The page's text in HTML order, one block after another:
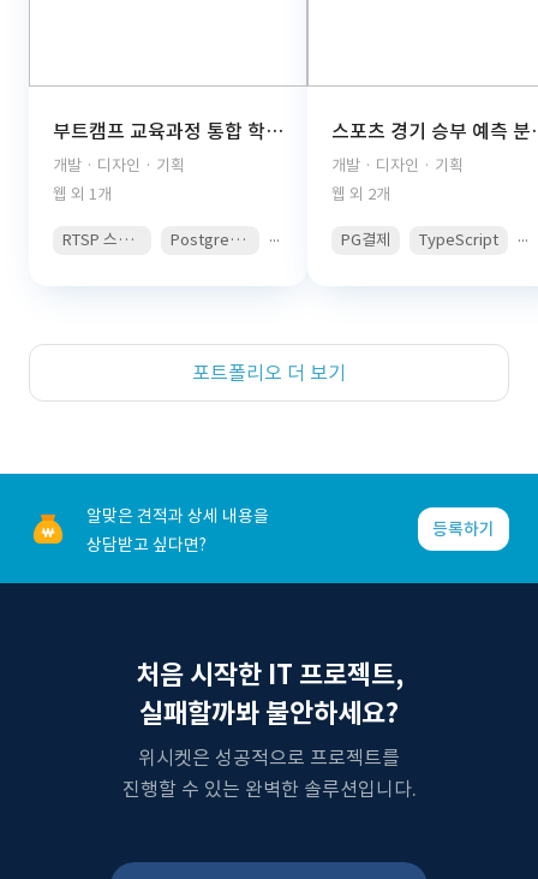
부트캠프 교육과정 통합 학습관리 플랫폼(React, TypeScript, FastAPI, PostgreSQL, AWS S3, JWT Auth, PDF Viewer)
개발 · 디자인 · 기획
웹 외 1개
RTSP 스트리밍 PostgreSQL ...
스포츠 경기 승부 예
개발 · 디자인 · 기획
웹 외 2개
PG결제 TypeScript ...
포트폴리오 더 보기
알맞은 견적과 상세 내용을
상담받고 싶다면?
등록하기
처음 시작한 IT 프로젝트,
실패할까봐 불안하세요?
위시켓은 성공적으로 프로젝트를
진행할 수 있는 완벽한 솔루션입니다.